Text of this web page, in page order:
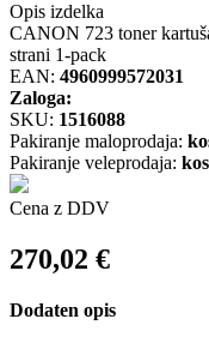
Opis izdelka
CANON 723 toner
strani 1-pack
EAN: 4960999572031
Zaloga:
SKU: 1516088
Pakiranje maloprodaja:
Pakiranje veleprodaja: kos
Cena z DDV
270,02 €
Dodaten opis